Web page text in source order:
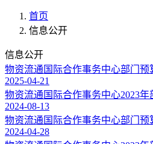
首页
信息公开
信息公开
物资流通国际合作事务中心部门预
2025-04-21
物资流通国际合作事务中心2023年
2024-08-13
物资流通国际合作事务中心部门预
2024-04-28